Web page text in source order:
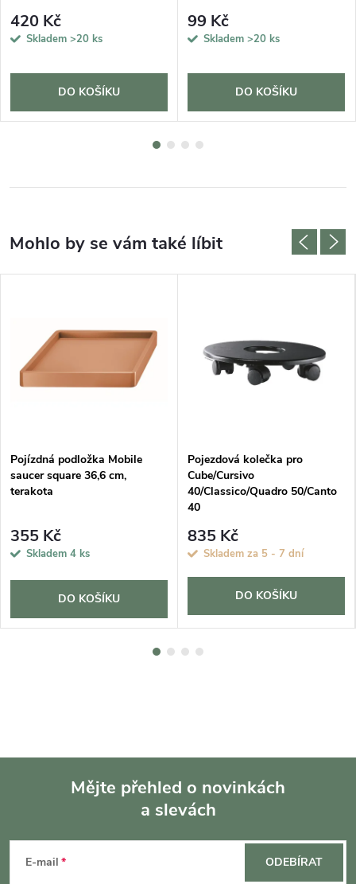
420 Kč
Skladem >20 ks
DO KOŠÍKU
99 Kč
Skladem >20 ks
DO KOŠÍKU
Pojízdná podložka Mobile
saucer square 36,6 cm,
terakota
355 Kč
Skladem 4 ks
DO KOŠÍKU
Pojezdová kolečka pro
Cube/Cursivo
40/Classico/Quadro 50/Canto
40
835 Kč
Skladem za 5 - 7 dní
DO KOŠÍKU
Mějte přehled o novinkách
a slevách
E-mail ODEBÍRAT